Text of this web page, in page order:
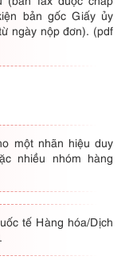
bản gốc Giấy ủy
ngày nộp đơn). (pdf
một nhãn hiệu duy
nhiều nhóm hàng
tế Hàng hóa/Dịch